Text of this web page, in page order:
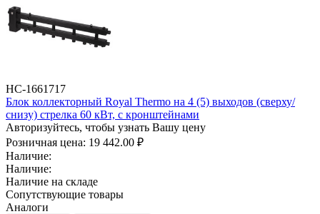
НС-1661717
Блок коллекторный Royal Thermo на 4 (5) выходов (сверху/
снизу) стрелка 60 кВт, с кронштейнами
Авторизуйтесь, чтобы узнать Вашу цену
Розничная цена: 19 442.00 ₽
Наличие:
Наличие:
Наличие на складе
Сопутствующие товары
Аналоги